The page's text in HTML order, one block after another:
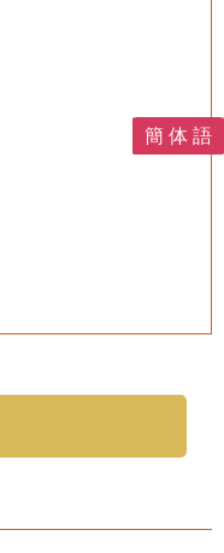
簡 体 語